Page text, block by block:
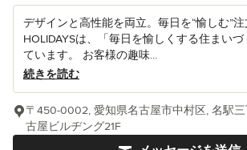
デザインと高性能を両立。毎日を“愉しむ”注
HOLIDAYSは、「毎日を愉しくする住まい
ています。 お客様の趣味...
続きを読む
〒450-0002, 愛知県名古屋市中村区, 名駅三
古屋ビルヂング21F